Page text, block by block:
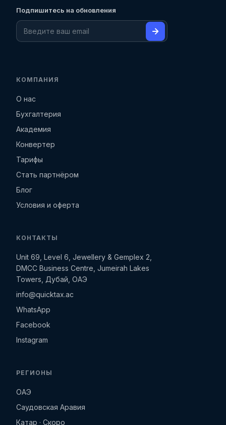
Подпишитесь на обновления
КОМПАНИЯ
О нас
Бухгалтерия
Академия
Конвертер
Тарифы
Стать партнёром
Блог
Условия и оферта
КОНТАКТЫ
Unit 69, Level 6, Jewellery & Gemplex 2,
DMCC Business Centre, Jumeirah Lakes
Towers, Дубай, ОАЭ
info@quicktax.ac
WhatsApp
Facebook
Instagram
РЕГИОНЫ
ОАЭ
Саудовская Аравия
Катар · Скоро